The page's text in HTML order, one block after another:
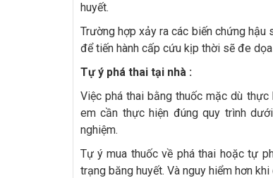
huyết.
Trường hợp xảy ra các biến chứng
để tiến hành cấp cứu kịp thời sẽ đe
Tự ý phá thai tại nhà :
Việc phá thai bằng thuốc mặc dù
em cần thực hiện đúng quy trình
nghiệm.
Tự ý mua thuốc về phá thai hoặc tự
trạng băng huyết. Và nguy hiểm hơn